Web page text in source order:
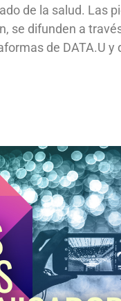
de la salud. Las
se difunden a
de DATA.U y